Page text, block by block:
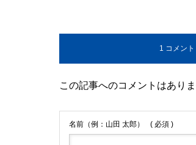
1 コメント
この記事へのコメントはありま
名前（例：山田 太郎） ( 必須 )